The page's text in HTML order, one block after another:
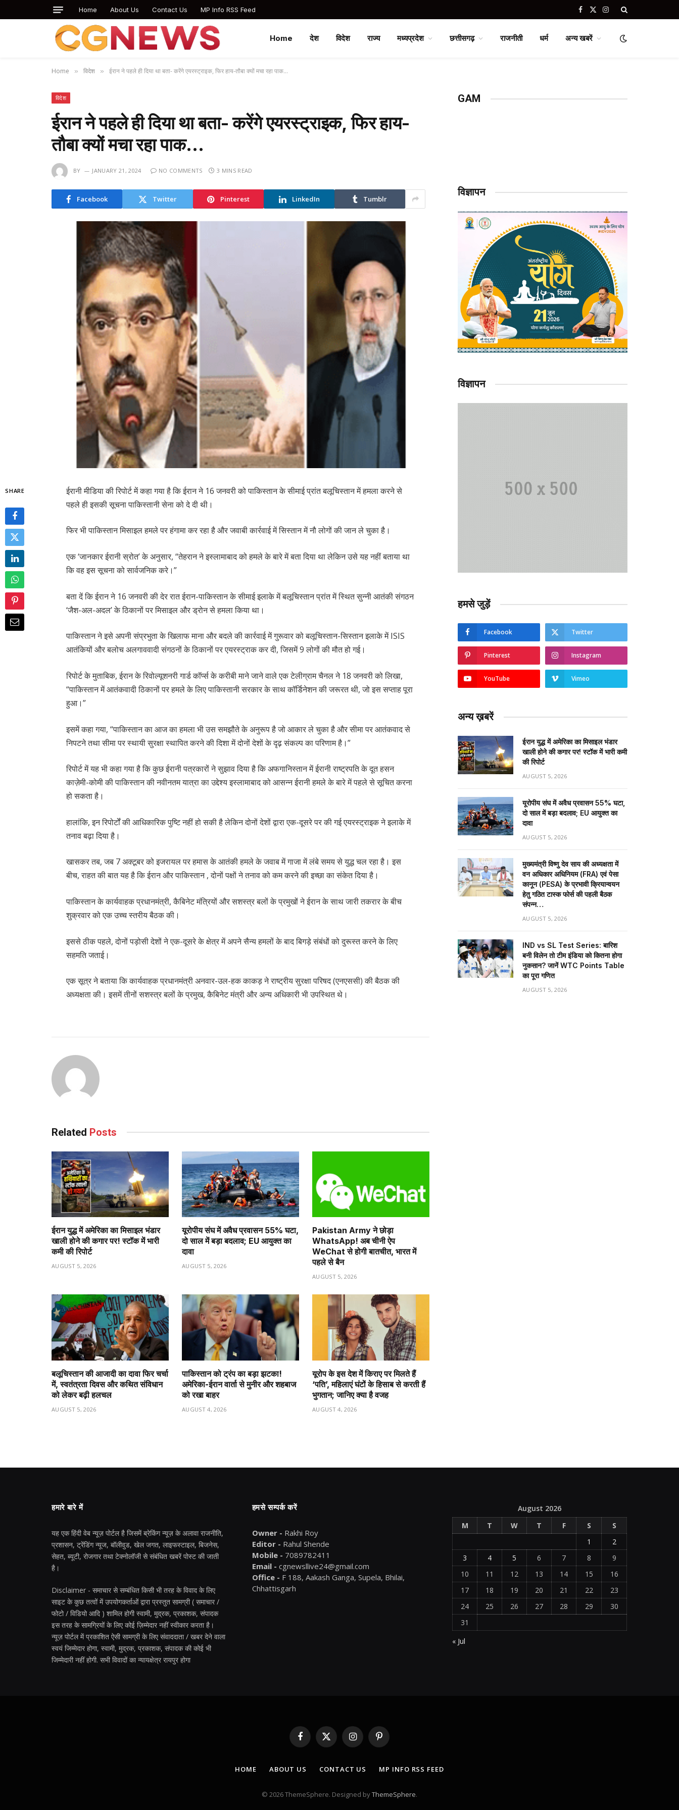
Home About Us Contact Us MP Info RSS Feed Facebook
X
Instagram
Home देश विदेश राज्य मध्यप्रदेश छत्तीसगढ़ राजनीती धर्म अन्य खबरें
Home » विदेश » ईरान ने पहले ही दिया था बता- करेंगे एयरस्ट्राइक, फिर हाय-तौबा क्यों मचा रहा पाक…
विदेश
ईरान ने पहले ही दिया था बता- करेंगे एयरस्ट्राइक, फिर हाय-
तौबा क्यों मचा रहा पाक…
BY JANUARY 21, 2024 NO COMMENTS 3 MINS READ
Facebook Twitter Pinterest LinkedIn Tumblr
SHARE
ईरानी मीडिया की रिपोर्ट में कहा गया है कि ईरान ने 16 जनवरी को पाकिस्तान के सीमाई प्रांत बलूचिस्तान में हमला करने से
पहले ही इसकी सूचना पाकिस्तानी सेना को दे दी थी।
फिर भी पाकिस्तान मिसाइल हमले पर हंगामा कर रहा है और जवाबी कार्रवाई में सिस्तान में नौ लोगों की जान ले चुका है।
एक ‘जानकार ईरानी स्रोत’ के अनुसार, “तेहरान ने इस्लामाबाद को हमले के बारे में बता दिया था लेकिन उसे यह नहीं बताया था
कि वह इस सूचना को सार्वजनिक करे।”
बता दें कि ईरान ने 16 जनवरी की देर रात ईरान-पाकिस्तान के सीमाई इलाके में बलूचिस्तान प्रांत में स्थित सुन्नी आतंकी संगठन
‘जैश-अल-अदल’ के ठिकानों पर मिसाइल और ड्रोन से हमला किया था।
पाकिस्तान ने इसे अपनी संप्रभुता के खिलाफ माना और बदले की कार्रवाई में गुरूवार को बलूचिस्तान-सिस्तान इलाके में ISIS
आतंकियों और बलोच अलगाववादी संगठनों के ठिकानों पर एयरस्ट्राक कर दी, जिसमें 9 लोगों की मौत हो गई।
रिपोर्ट के मुताबिक, ईरान के रिवोल्यूशनरी गार्ड कॉर्प्स के करीबी माने जाने वाले एक टेलीग्राम चैनल ने 18 जनवरी को लिखा,
“पाकिस्तान में आतंकवादी ठिकानों पर हमले के लिए पाकिस्तानी सरकार के साथ कॉर्डिनेशन की जरूरत थी, जो इस सप्ताह पूरा
हुआ।”
इसमें कहा गया, “पाकिस्तान का आज का हमला भी उस समझौते के अनुरूप है जो आकार ले चुका है और सीमा पर आतंकवाद से
निपटने तथा सीमा पर स्थायी सुरक्षा स्थापित करने की दिशा में दोनों देशों के दृढ़ संकल्प का परिणाम है।”
रिपोर्ट में यह भी कहा गया है कि कुछ ईरानी पत्रकारों ने सुझाव दिया है कि अफगानिस्तान में ईरानी राष्ट्रपति के दूत हसन
काज़ेमी-कोमी की पाकिस्तान की नवीनतम यात्रा का उद्देश्य इस्लामाबाद को आसन्न ईरानी हमले के बारे में पहले से सूचित करना
हो सकता है।
हालांकि, इन रिपोर्टों की आधिकारिक पुष्टि नहीं हो सकी है लेकिन दोनों देशों द्वारा एक-दूसरे पर की गई एयरस्ट्राइक ने इलाके में
तनाव बढ़ा दिया है।
खासकर तब, जब 7 अक्टूबर को इजरायल पर हमास के आतंकी हमले के जवाब में गाजा में लंबे समय से युद्ध चल रहा है। इस
बीच, राहत की बात यह है कि ईरान और पाकिस्तान , दोनों पक्षों ने तनाव को कम करने की इच्छा का संकेत दिया है।
पाकिस्तान के कार्यवाहक प्रधानमंत्री, कैबिनेट मंत्रियों और सशस्त्र बलों के प्रमुखों ने ईरान के साथ जारी तकरार के बीच
शुक्रवार को एक उच्च स्तरीय बैठक की।
इससे ठीक पहले, दोनों पड़ोसी देशों ने एक-दूसरे के क्षेत्र में अपने सैन्य हमलों के बाद बिगड़े संबंधों को दुरूस्त करने के लिए
सहमति जताई।
एक सूत्र ने बताया कि कार्यवाहक प्रधानमंत्री अनवार-उल-हक काकड़ ने राष्ट्रीय सुरक्षा परिषद (एनएससी) की बैठक की
अध्यक्षता की। इसमें तीनों सशस्त्र बलों के प्रमुख, कैबिनेट मंत्री और अन्य अधिकारी भी उपस्थित थे।
Related Posts
ईरान युद्ध में अमेरिका का मिसाइल भंडार
खाली होने की कगार पर! स्टॉक में भारी
कमी की रिपोर्ट
AUGUST 5, 2026
यूरोपीय संघ में अवैध प्रवासन 55% घटा,
दो साल में बड़ा बदलाव; EU आयुक्त का
दावा
AUGUST 5, 2026
Pakistan Army ने छोड़ा
WhatsApp! अब चीनी ऐप
WeChat से होगी बातचीत, भारत में
पहले से बैन
AUGUST 5, 2026
बलूचिस्तान की आजादी का दावा फिर चर्चा
में, स्वतंत्रता दिवस और कथित संविधान
को लेकर बढ़ी हलचल
AUGUST 5, 2026
पाकिस्तान को ट्रंप का बड़ा झटका!
अमेरिका-ईरान वार्ता से मुनीर और शहबाज
को रखा बाहर
AUGUST 4, 2026
यूरोप के इस देश में किराए पर मिलते हैं
‘पति’, महिलाएं घंटों के हिसाब से करती हैं
भुगतान; जानिए क्या है वजह
AUGUST 4, 2026
GAM
विज्ञापन
विज्ञापन
हमसे जुड़ें
Facebook Twitter
Pinterest Instagram
YouTube Vimeo
अन्य ख़बरें
ईरान युद्ध में अमेरिका का मिसाइल भंडार
खाली होने की कगार पर! स्टॉक में भारी कमी
की रिपोर्ट
AUGUST 5, 2026
यूरोपीय संघ में अवैध प्रवासन 55% घटा,
दो साल में बड़ा बदलाव; EU आयुक्त का
दावा
AUGUST 5, 2026
मुख्यमंत्री विष्णु देव साय की अध्यक्षता में
वन अधिकार अधिनियम (FRA) एवं पेसा
कानून (PESA) के प्रभावी क्रियान्वयन
हेतु गठित टास्क फोर्स की पहली बैठक
संपन्न…
AUGUST 5, 2026
IND vs SL Test Series: बारिश
बनी विलेन तो टीम इंडिया को कितना होगा
नुकसान? जानें WTC Points Table
का पूरा गणित
AUGUST 5, 2026
हमारे बारे में
यह एक हिंदी वेब न्यूज़ पोर्टल है जिसमें ब्रेकिंग न्यूज़ के अलावा राजनीति,
प्रशासन, ट्रेंडिंग न्यूज, बॉलीवुड, खेल जगत, लाइफस्टाइल, बिजनेस,
सेहत, ब्यूटी, रोजगार तथा टेक्नोलॉजी से संबंधित खबरें पोस्ट की जाती
है।
Disclaimer - समाचार से सम्बंधित किसी भी तरह के विवाद के लिए
साइट के कुछ तत्वों में उपयोगकर्ताओं द्वारा प्रस्तुत सामग्री ( समाचार /
फोटो / विडियो आदि ) शामिल होगी स्वामी, मुद्रक, प्रकाशक, संपादक
इस तरह के सामग्रियों के लिए कोई ज़िम्मेदार नहीं स्वीकार करता है।
न्यूज़ पोर्टल में प्रकाशित ऐसी सामग्री के लिए संवाददाता / खबर देने वाला
स्वयं जिम्मेदार होगा, स्वामी, मुद्रक, प्रकाशक, संपादक की कोई भी
जिम्मेदारी नहीं होगी. सभी विवादों का न्यायक्षेत्र रायपुर होगा
हमसे सम्पर्क करें
Owner - Rakhi Roy
Editor - Rahul Shende
Mobile - 7089782411
Email - cgnewsllive24@gmail.com
Office - F 188, Aakash Ganga, Supela, Bhilai,
Chhattisgarh
August 2026
M
T W T F S
S
1
2
3
4 5 6 7 8
9
10
11 12 13 14 15
16
17
18 19 20 21 22
23
24
25 26 27 28 29
30
31
« Jul
Facebook
X
(Twitter)
InstagramPinterest
HOME ABOUT US CONTACT US MP INFO RSS FEED
© 2026 ThemeSphere. Designed byThemeSphere.